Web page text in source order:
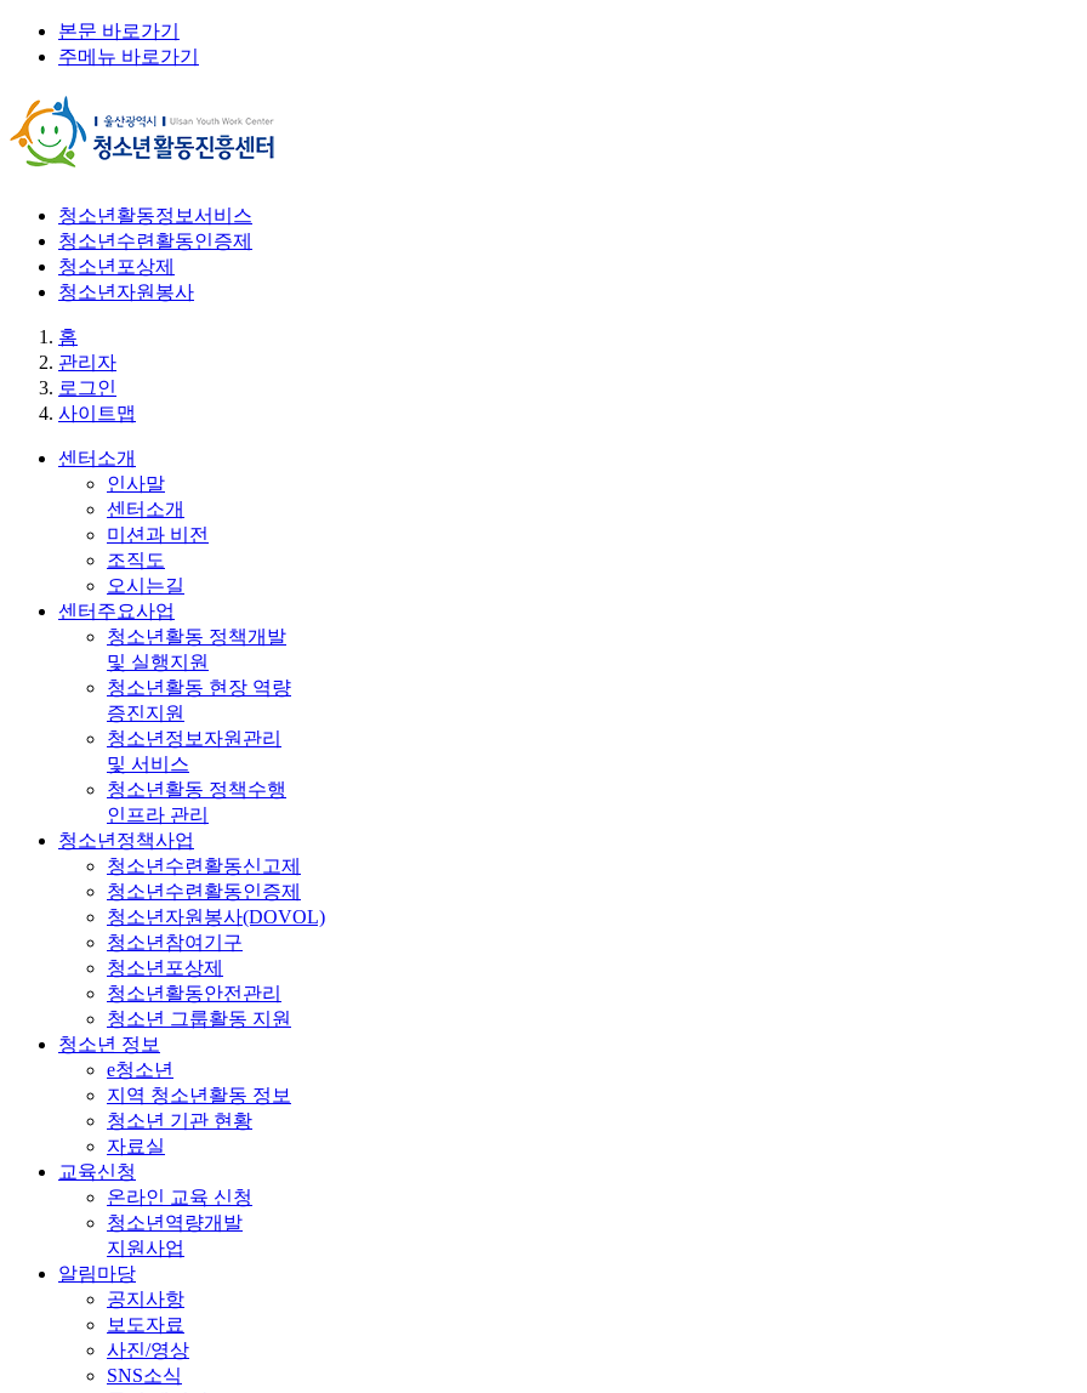
본문 바로가기
주메뉴 바로가기
청소년활동정보서비스
청소년수련활동인증제
청소년포상제
청소년자원봉사
홈
관리자
로그인
사이트맵
센터소개
인사말
센터소개
미션과 비전
조직도
오시는길
센터주요사업
청소년활동 정책개발
및 실행지원
청소년활동 현장 역량
증진지원
청소년정보자원관리
및 서비스
청소년활동 정책수행
인프라 관리
청소년정책사업
청소년수련활동신고제
청소년수련활동인증제
청소년자원봉사(DOVOL)
청소년참여기구
청소년포상제
청소년활동안전관리
청소년 그룹활동 지원
청소년 정보
e청소년
지역 청소년활동 정보
청소년 기관 현황
자료실
교육신청
온라인 교육 신청
청소년역량개발
지원사업
알림마당
공지사항
보도자료
사진/영상
SNS소식